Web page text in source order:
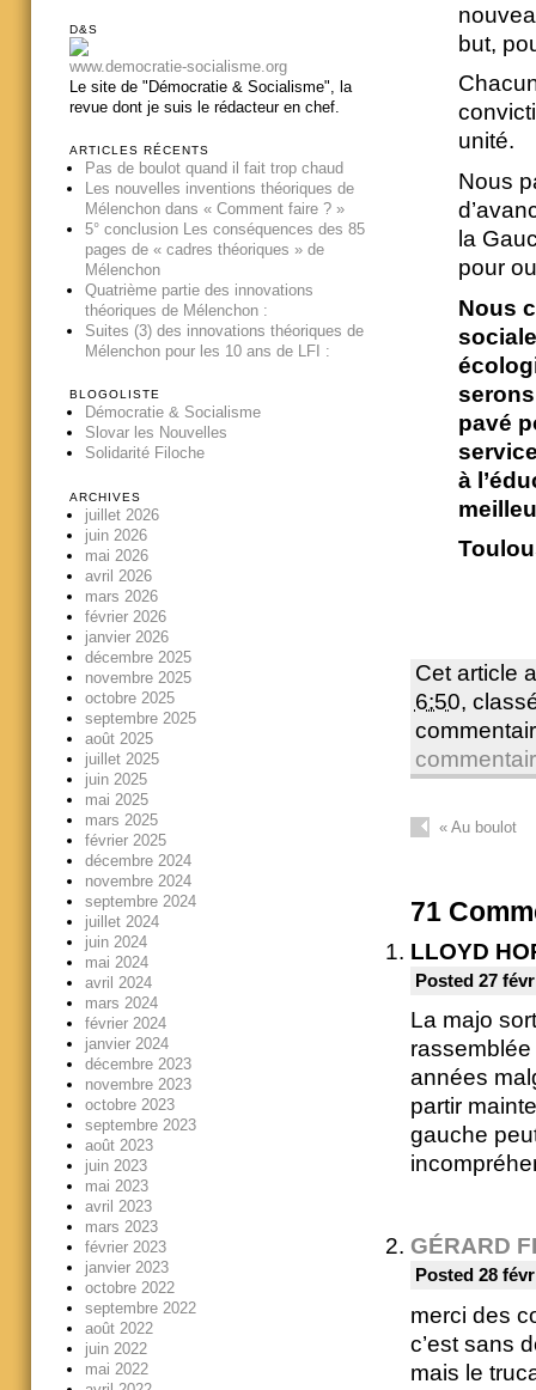
but,
unité.
Nous
la
pour
Nous
pavé
à
Cet article
6:50,
«Au boulot
71
LLOYD
Posted 27
La majo
années
partir
gauche
GÉRARD
Posted 28
merci des
c’est sans
mais le
D&S
www.democratie-socialisme.org
Le site de "Démocratie & Socialisme", la
revue dont je suis le rédacteur en chef.
ARTICLES RÉCENTS
Pas de boulot quand il fait trop chaud
Les nouvelles inventions théoriques de
Mélenchon dans « Comment faire ? »
5° conclusion Les conséquences des 85
pages de « cadres théoriques » de
Mélenchon
Quatrième partie des innovations
théoriques de Mélenchon :
Suites (3) des innovations théoriques de
Mélenchon pour les 10 ans de LFI :
BLOGOLISTE
Démocratie & Socialisme
Slovar les Nouvelles
Solidarité Filoche
ARCHIVES
juillet 2026
juin 2026
mai 2026
avril 2026
mars 2026
février 2026
janvier 2026
décembre 2025
novembre 2025
octobre 2025
septembre 2025
août 2025
juillet 2025
juin 2025
mai 2025
mars 2025
février 2025
décembre 2024
novembre 2024
septembre 2024
juillet 2024
juin 2024
mai 2024
avril 2024
mars 2024
février 2024
janvier 2024
décembre 2023
novembre 2023
octobre 2023
septembre 2023
août 2023
juin 2023
mai 2023
avril 2023
mars 2023
février 2023
janvier 2023
octobre 2022
septembre 2022
août 2022
juin 2022
mai 2022